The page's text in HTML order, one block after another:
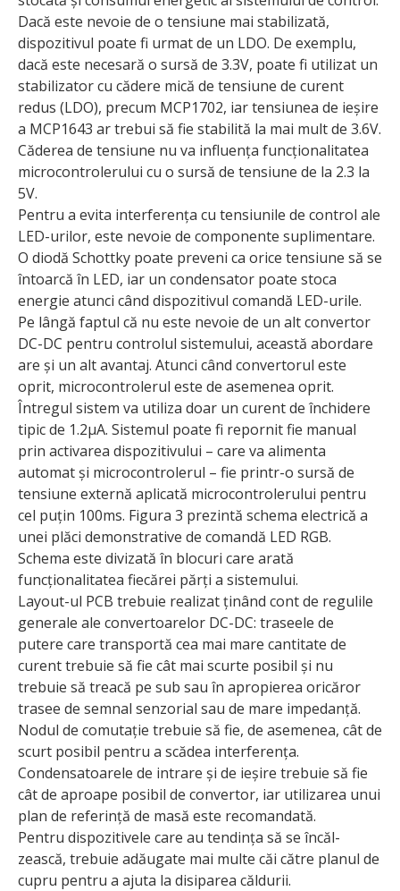
Dacă este nevoie de o tensiune mai stabilizată,
dispozitivul poate fi urmat de un LDO. De exemplu,
dacă este necesară o sursă de 3.3V, poate fi utilizat un
stabilizator cu cădere mică de tensiune de curent
redus (LDO), precum MCP1702, iar tensiunea de ieșire
a MCP1643 ar trebui să fie stabilită la mai mult de 3.6V.
Căderea de tensiune nu va influența funcționalitatea
microcontrolerului cu o sursă de tensiune de la 2.3 la
5V.
Pentru a evita interferența cu tensiunile de control ale
LED-urilor, este nevoie de componente suplimentare.
O diodă Schottky poate preveni ca orice tensiune să se
întoarcă în LED, iar un condensator poate stoca
energie atunci când dispozitivul comandă LED-urile.
Pe lângă faptul că nu este nevoie de un alt convertor
DC-DC pentru controlul sistemului, această abordare
are și un alt avantaj. Atunci când convertorul este
oprit, microcontrolerul este de asemenea oprit.
Întregul sistem va utiliza doar un curent de închidere
tipic de 1.2μA. Sistemul poate fi repornit fie manual
prin activarea dispozitivului – care va alimenta
automat și microcontrolerul – fie printr-o sursă de
tensiune externă aplicată microcontrolerului pentru
cel puțin 100ms. Figura 3 prezintă schema electrică a
unei plăci demonstrative de comandă LED RGB.
Schema este divizată în blocuri care arată
funcționalitatea fiecărei părți a sistemului.
Layout-ul PCB trebuie realizat ținând cont de regu­lile
generale ale convertoarelor DC-DC: traseele de
putere care transportă cea mai mare cantitate de
curent trebuie să fie cât mai scurte posibil și nu
trebuie să treacă pe sub sau în apropierea oricăror
trasee de semnal senzorial sau de mare impe­danță.
Nodul de comutație trebuie să fie, de asemenea, cât de
scurt posibil pentru a scădea interferența.
Condensatoarele de intrare și de ieșire trebuie să fie
cât de aproape posibil de convertor, iar utilizarea unui
plan de referință de masă este recomandată.
Pentru dispozitivele care au tendința să se încăl­
zească, trebuie adăugate mai multe căi către planul de
cupru pentru a ajuta la disiparea căldurii.